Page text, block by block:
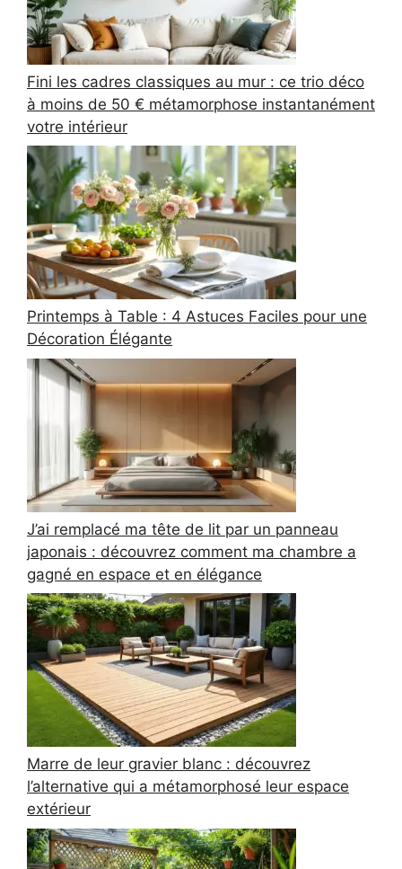
Fini les cadres classiques au mur : ce trio déco
à moins de 50 € métamorphose instantanément
votre intérieur
Printemps à Table : 4 Astuces Faciles pour une
Décoration Élégante
J’ai remplacé ma tête de lit par un panneau
japonais : découvrez comment ma chambre a
gagné en espace et en élégance
Marre de leur gravier blanc : découvrez
l’alternative qui a métamorphosé leur espace
extérieur